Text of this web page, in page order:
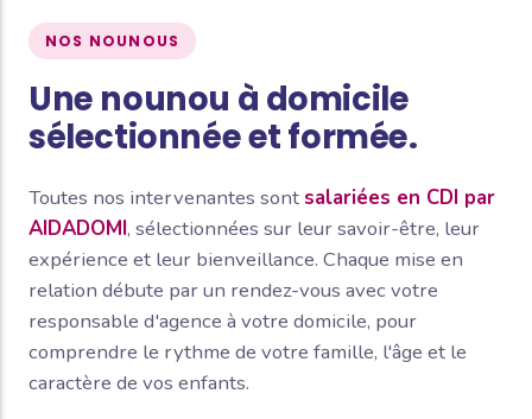
NOS NOUNOUS
Une nounou à domicile
sélectionnée et formée.
Toutes nos intervenantes sont salariées en CDI par
AIDADOMI, sélectionnées sur leur savoir-être, leur
expérience et leur bienveillance. Chaque mise en
relation débute par un rendez-vous avec votre
responsable d'agence à votre domicile, pour
comprendre le rythme de votre famille, l'âge et le
caractère de vos enfants.